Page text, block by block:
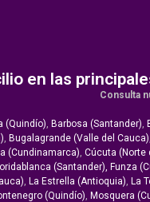
en las
Consulta
(Quindío), Barbosa (Santander),
, Bugalagrande (Valle del Cauca)
(Cundinamarca), Cúcuta (Norte
(Santander), Funza
, La Estrella (Antioquia), La
(Quindío), Mosquera